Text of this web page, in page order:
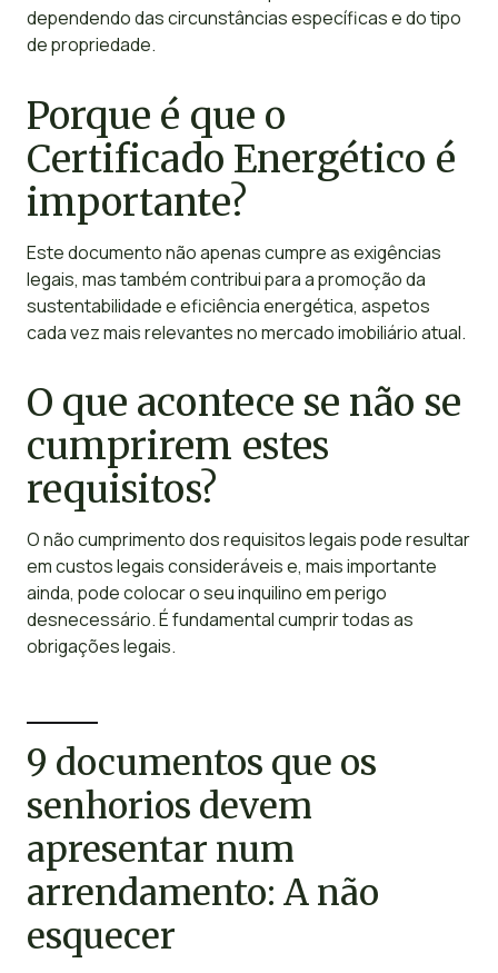
dependendo das circunstâncias específicas e do tipo
de propriedade.
Porque é que o
Certificado Energético é
importante?
Este documento não apenas cumpre as exigências
legais, mas também contribui para a promoção da
sustentabilidade e eficiência energética, aspetos
cada vez mais relevantes no mercado imobiliário atual.
O que acontece se não se
cumprirem estes
requisitos?
O não cumprimento dos requisitos legais pode resultar
em custos legais consideráveis e, mais importante
ainda, pode colocar o seu inquilino em perigo
desnecessário. É fundamental cumprir todas as
obrigações legais.
9 documentos que os
senhorios devem
apresentar num
arrendamento: A não
esquecer